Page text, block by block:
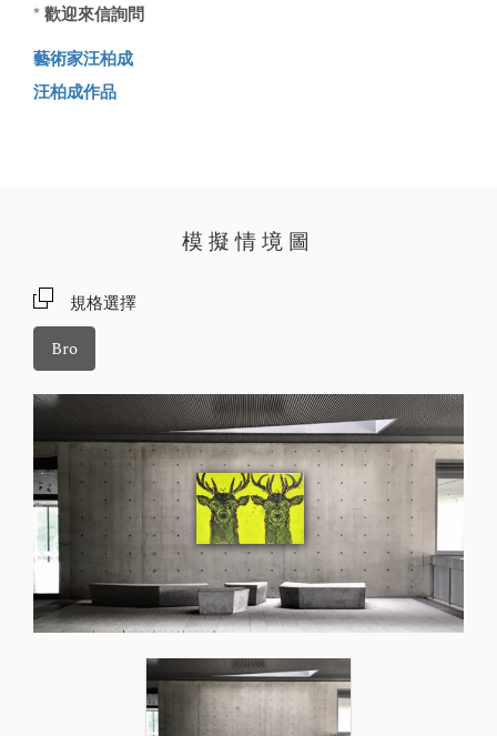
* 歡迎來信詢問
藝術家汪柏成
汪柏成作品
模擬情境圖
規格選擇
Bro